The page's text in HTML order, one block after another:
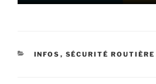
CATÉGORIES
INFOS , SÉCURITÉ ROUTIÈRE